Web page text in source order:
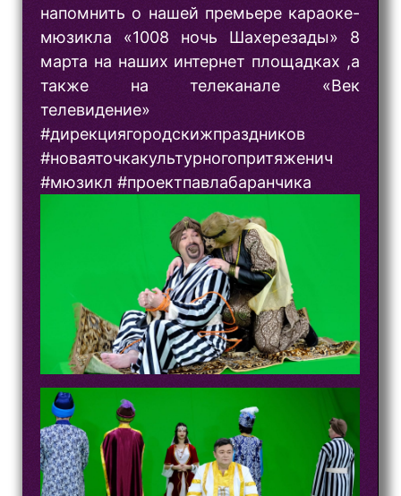
напомнить о нашей премьере караоке-
мюзикла «1008 ночь Шахерезады» 8
марта на наших интернет площадках ,а
также на телеканале «Век
телевидение»
#дирекциягородскижпраздников
#новаяточкакультурногопритяженич
#мюзикл #проектпавлабаранчика